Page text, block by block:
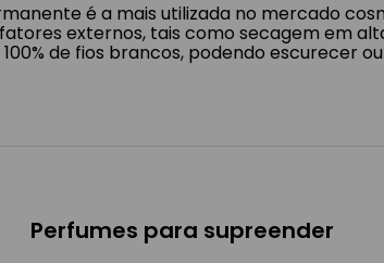
é a mais utilizada no mercado
externos, tais como secagem em
de fios brancos, podendo escurecer
Perfumes para supreender